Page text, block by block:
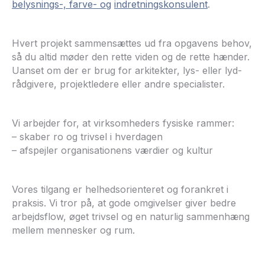
belysnings-, farve- og indretningskonsulent.
Hvert projekt sammensættes ud fra opgavens behov,
så du altid møder den rette viden og de rette hænder.
Uanset om der er brug for arkitekter, lys- eller lyd-
rådgivere, projektledere eller andre specialister.
Vi arbejder for, at virksomheders fysiske rammer:
– skaber ro og trivsel i hverdagen
– afspejler organisationens værdier og kultur
Vores tilgang er helhedsorienteret og forankret i
praksis. Vi tror på, at gode omgivelser giver bedre
arbejdsflow, øget trivsel og en naturlig sammenhæng
mellem mennesker og rum.